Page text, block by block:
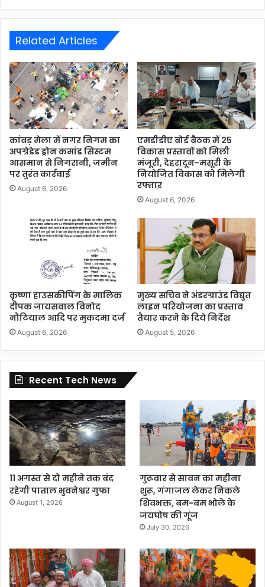
Related Articles
कांवड़ मेला में नगर निगम का
अपग्रेडेड ड्रोन कमांड सिस्टम
आसमान से निगरानी, जमीन
पर तुरंत कार्रवाई
August 6, 2026
एमडीडीए बोर्ड बैठक में 25
विकास प्रस्तावों को मिली
मंजूरी, देहरादून-मसूरी के
नियोजित विकास को मिलेगी
रफ्तार
August 6, 2026
कृष्णा हाउसकीपिंग के मालिक
दीपक जायसवाल विनोद
नौटियाल आदि पर मुकदमा दर्ज
August 6, 2026
मुख्य सचिव ने अंडरग्राउंड विद्युत
लाइन परियोजना का प्रस्ताव
तैयार करने के दिये निर्देश
August 5, 2026
Recent Tech News
11 अगस्त से दो महीने तक बंद
रहेगी पाताल भुवनेश्वर गुफा
August 1, 2026
गुरूवार से सावन का महीना
शुरू, गंगाजल लेकर निकले
शिवभक्त, बम-बम भोले के
जयघोष की गूंज
July 30, 2026